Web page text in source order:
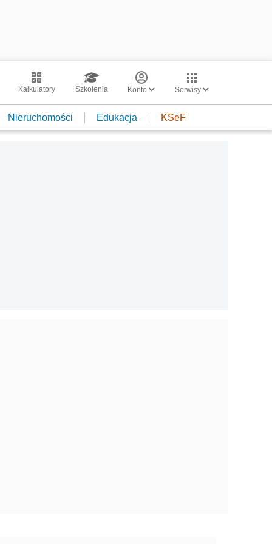
Kalkulatory Szkolenia Konto Serwisy
Nieruchomości Edukacja KSeF